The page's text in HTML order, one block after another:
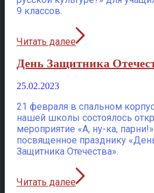
9 классов.
Читать далее
День Защитника
25.02.2023
21 февраля в спальном
нашей школы состоялось
мероприятие «А, ну-ка,
посвященное празднику
Защитника Отечества».
Читать далее